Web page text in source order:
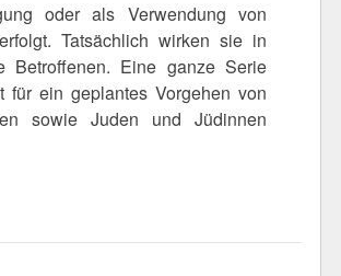
oder als Verwendung von
Tatsächlich wirken sie in
Eine ganze Serie
für ein geplantes Vorgehen von
sowie Juden und Jüdinnen